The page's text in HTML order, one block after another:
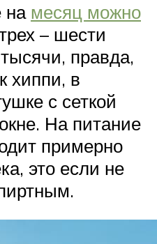
на месяц можно
– шести
правда,
хиппи, в
с сеткой
На питание
примерно
это если не